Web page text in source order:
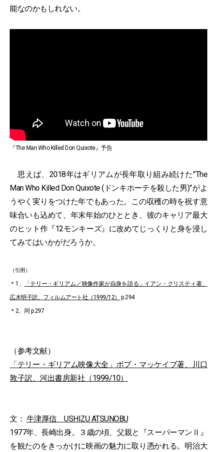
能なのかもしれない。
『The Man Who Killed Don Quixote』予告
思えば、2018年はギリアムが長年取り組み続けた”The
Man Who Killed Don Quixote (ドンキホーテを殺した男)”がよ
うやく実りをつけた年でもあった。この収穫の時を祝す意
味合いも込めて、年末年始のひととき、彼のキャリア最大
のヒット作『12モンキーズ』に改めてじっくりと身を浸し
てみてはいかがだろうか。
（引用）
＊1、
「テリー・ギリアム／映像作家が自身を語る」イアン・クリスティ著、
広木明子訳、フィルムアート社（1999/12）
p.294
＊2、同 p.297
（参考文献）
「テリー・ギリアム映像大全」ボブ・マッケイブ著、川口
敦子訳、河出書房新社（1999/10）
文： 牛津厚信 USHIZU ATSUNOBU
1977年、長崎出身。３歳の頃、父親と『スーパーマンⅡ』
を観たのをきっかけに映画の魅力に取り憑かれる。明治大